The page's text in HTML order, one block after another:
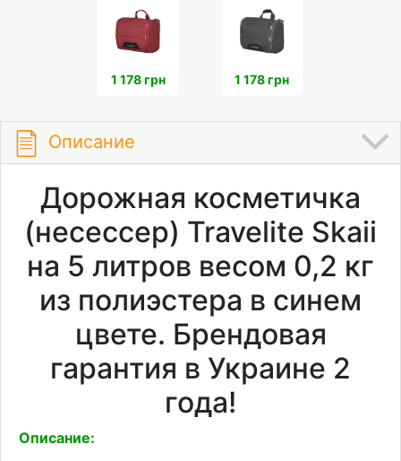
1 178 грн 1 178 грн
Описание
Дорожная косметичка
(несессер) Travelite Skaii
на 5 литров весом 0,2 кг
из полиэстера в синем
цвете. Брендовая
гарантия в Украине 2
года!
Описание: